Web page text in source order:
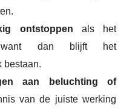
ontstoppen als het
want dan blijft het
bestaan.
aan beluchting of
van de juiste werking